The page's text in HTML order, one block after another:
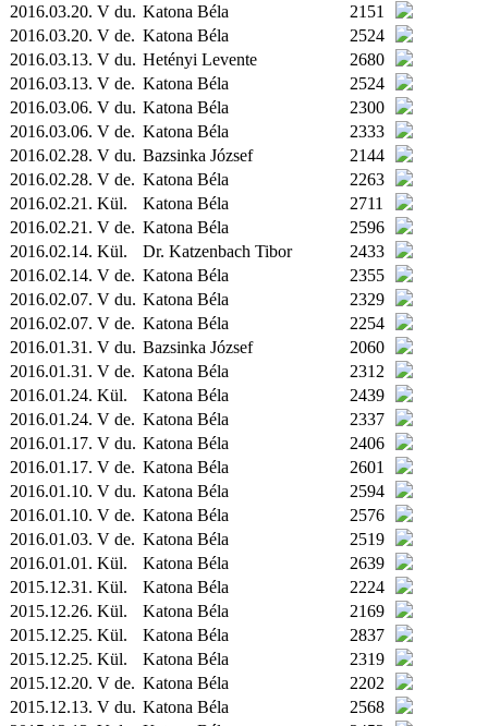
2016.03.20. V du. Katona Béla
2151
2016.03.20. V de. Katona Béla
2524
2016.03.13. V du. Hetényi Levente
2680
2016.03.13. V de. Katona Béla
2524
2016.03.06. V du. Katona Béla
2300
2016.03.06. V de. Katona Béla
2333
2016.02.28. V du. Bazsinka József
2144
2016.02.28. V de. Katona Béla
2263
2016.02.21. Kül. Katona Béla
2711
2016.02.21. V de. Katona Béla
2596
2016.02.14. Kül. Dr. Katzenbach Tibor
2433
2016.02.14. V de. Katona Béla
2355
2016.02.07. V du. Katona Béla
2329
2016.02.07. V de. Katona Béla
2254
2016.01.31. V du. Bazsinka József
2060
2016.01.31. V de. Katona Béla
2312
2016.01.24. Kül. Katona Béla
2439
2016.01.24. V de. Katona Béla
2337
2016.01.17. V du. Katona Béla
2406
2016.01.17. V de. Katona Béla
2601
2016.01.10. V du. Katona Béla
2594
2016.01.10. V de. Katona Béla
2576
2016.01.03. V de. Katona Béla
2519
2016.01.01. Kül. Katona Béla
2639
2015.12.31. Kül. Katona Béla
2224
2015.12.26. Kül. Katona Béla
2169
2015.12.25. Kül. Katona Béla
2837
2015.12.25. Kül. Katona Béla
2319
2015.12.20. V de. Katona Béla
2202
2015.12.13. V du. Katona Béla
2568